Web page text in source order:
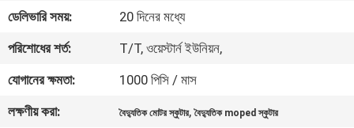
যোগাযোগ
করুন
উদ্ধৃতির
জন্য
ডেলিভারি সময়:
20 দিনের মধ্যে
পরিশোধের শর্ত:
T/T, ওয়েস্টার্ন ইউনিয়ন,
যোগানের ক্ষমতা:
1000 পিসি / মাস
লক্ষণীয় করা:
বৈদ্যুতিক মোটর স্কুটার,বৈদ্যুতিক moped স্কুটার